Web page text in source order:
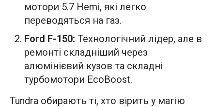
мотори 5.7 Hemi, які легко
переводяться на газ.
Ford F-150: Технологічний лідер, але в
ремонті складніший через
алюмінієвий кузов та складні
турбомотори EcoBoost.
Tundra обирають ті, хто вірить у магію